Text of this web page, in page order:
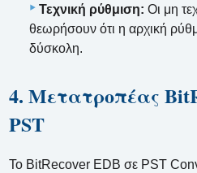
Τεχνική ρύθμιση: Οι μη
θεωρήσουν ότι η αρχική
δύσκολη.
4. Μετατροπέας
PST
Το BitRecover EDB σε PST